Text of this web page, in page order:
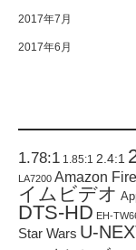
2017年7月
2017年6月
1.78:1 1.85:1 2.4:1
LA7200 Amazon
イムビデオ
DTS-HD EH-
Star Wars U-